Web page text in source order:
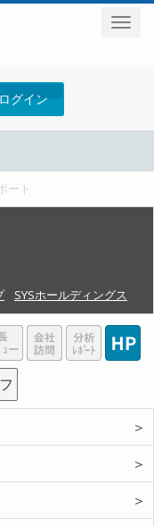
ログイン
ート
SYSホールディングス
＞
＞
＞